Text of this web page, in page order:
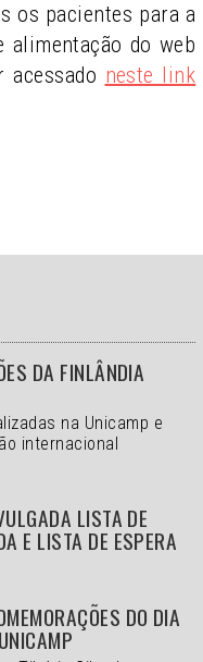
os pacientes para a
alimentação do web
acessado neste link
DA FINLÂNDIA
na Unicamp e
internacional
LISTA DE
E LISTA DE ESPERA
DO DIA